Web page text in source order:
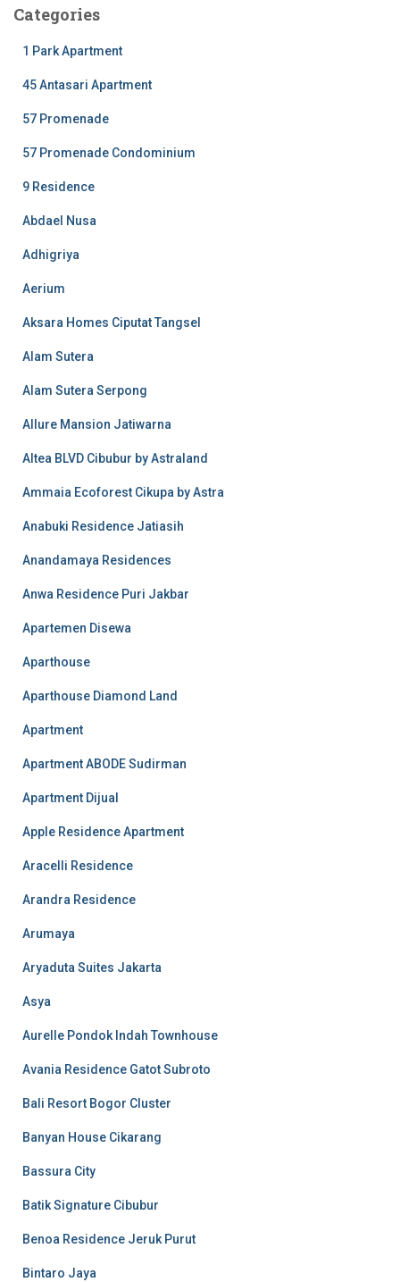
Categories
1 Park Apartment
45 Antasari Apartment
57 Promenade
57 Promenade Condominium
9 Residence
Abdael Nusa
Adhigriya
Aerium
Aksara Homes Ciputat Tangsel
Alam Sutera
Alam Sutera Serpong
Allure Mansion Jatiwarna
Altea BLVD Cibubur by Astraland
Ammaia Ecoforest Cikupa by Astra
Anabuki Residence Jatiasih
Anandamaya Residences
Anwa Residence Puri Jakbar
Apartemen Disewa
Aparthouse
Aparthouse Diamond Land
Apartment
Apartment ABODE Sudirman
Apartment Dijual
Apple Residence Apartment
Aracelli Residence
Arandra Residence
Arumaya
Aryaduta Suites Jakarta
Asya
Aurelle Pondok Indah Townhouse
Avania Residence Gatot Subroto
Bali Resort Bogor Cluster
Banyan House Cikarang
Bassura City
Batik Signature Cibubur
Benoa Residence Jeruk Purut
Bintaro Jaya